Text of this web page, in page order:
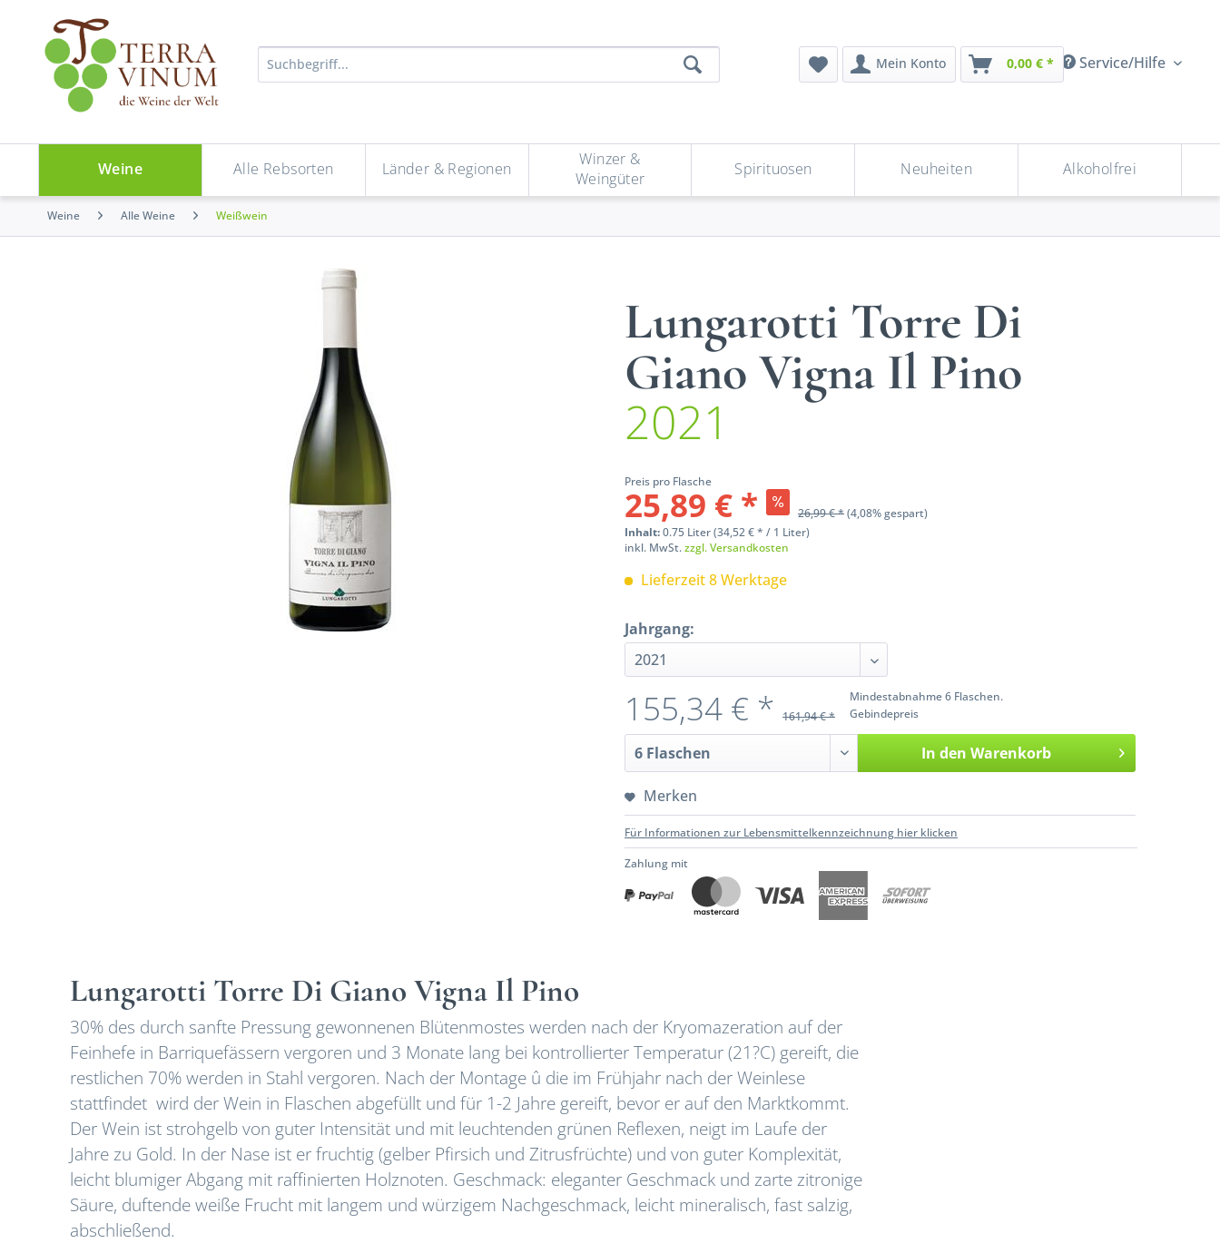
Service/Hilfe
Mein Konto 0,00 € *
Weine Alle Rebsorten Länder & Regionen
Winzer &
Weingüter
Spirituosen Neuheiten Alkoholfrei
Weine Alle Weine Weißwein
Lungarotti Torre Di
Giano Vigna Il Pino
2021
Preis pro Flasche
25,89 € * 26,99 € *(4,08% gespart)
Inhalt:0.75 Liter (34,52 € * / 1 Liter)
inkl. MwSt.zzgl. Versandkosten
Lieferzeit 8 Werktage
Jahrgang:
Mindestabnahme 6 Flaschen.
Gebindepreis
155,34 € * 161,94 € *
In den Warenkorb
Merken
Für Informationen zur Lebensmittelkennzeichnung hier klicken
Zahlung mit
Lungarotti Torre Di Giano Vigna Il Pino
30% des durch sanfte Pressung gewonnenen Blütenmostes werden nach der Kryomazeration auf der
Feinhefe in Barriquefässern vergoren und 3 Monate lang bei kontrollierter Temperatur (21?C) gereift, die
restlichen 70% werden in Stahl vergoren. Nach der Montage û die im Frühjahr nach der Weinlese
stattfindet wird der Wein in Flaschen abgefüllt und für 1-2 Jahre gereift, bevor er auf den Marktkommt.
Der Wein ist strohgelb von guter Intensität und mit leuchtenden grünen Reflexen, neigt im Laufe der
Jahre zu Gold. In der Nase ist er fruchtig (gelber Pfirsich und Zitrusfrüchte) und von guter Komplexität,
leicht blumiger Abgang mit raffinierten Holznoten. Geschmack: eleganter Geschmack und zarte zitronige
Säure, duftende weiße Frucht mit langem und würzigem Nachgeschmack, leicht mineralisch, fast salzig,
abschließend.